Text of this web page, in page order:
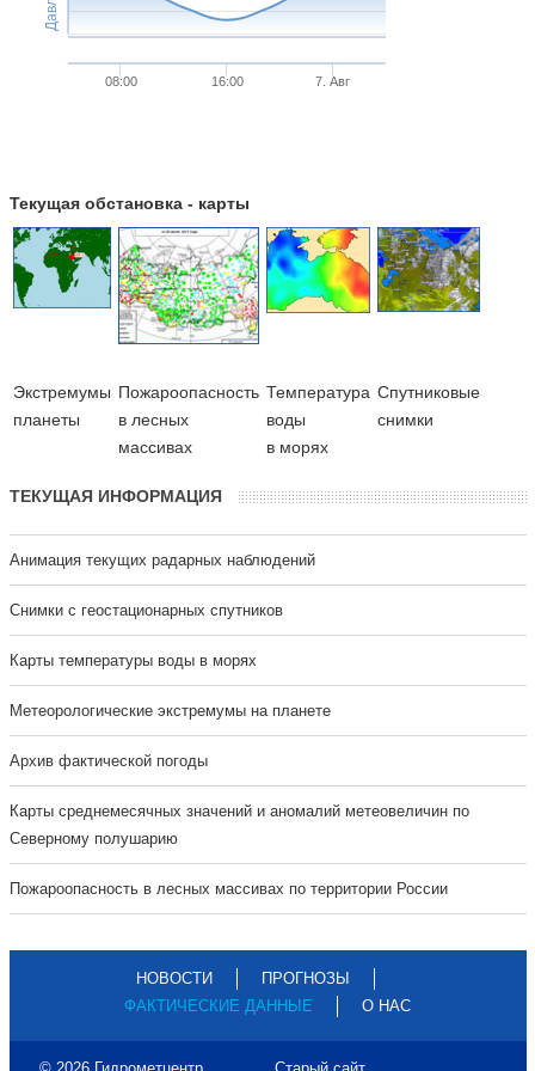
08:00 16:00 7. Авг
Текущая обстановка - карты
Экстремумы
планеты
Пожароопасность
в лесных
массивах
Температура
воды
в морях
Cпутниковые
снимки
ТЕКУЩАЯ ИНФОРМАЦИЯ
Анимация текущих радарных наблюдений
Cнимки с геостационарных спутников
Карты температуры воды в морях
Метеорологические экстремумы на планете
Архив фактической погоды
Карты среднемесячных значений и аномалий метеовеличин по
Северному полушарию
Пожароопасность в лесных массивах по территории России
НОВОСТИ
ПРОГНОЗЫ
ФАКТИЧЕСКИЕ ДАННЫЕ
О НАС